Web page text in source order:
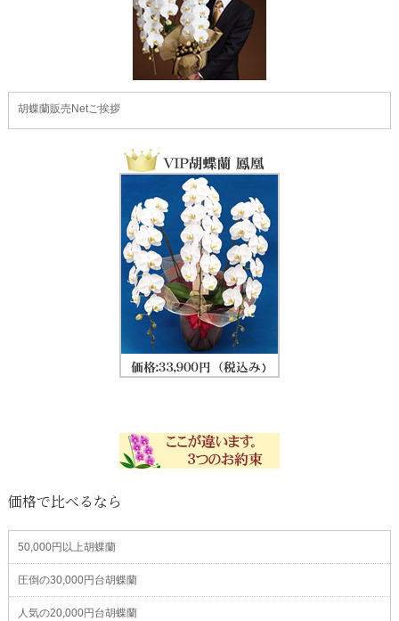
胡蝶蘭販売Netご挨拶
価格で比べるなら
50,000円以上胡蝶蘭
圧倒の30,000円台胡蝶蘭
人気の20,000円台胡蝶蘭